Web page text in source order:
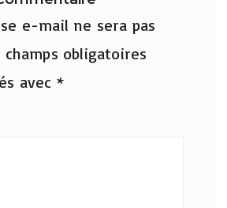
e-mail ne sera pas
champs obligatoires
avec *